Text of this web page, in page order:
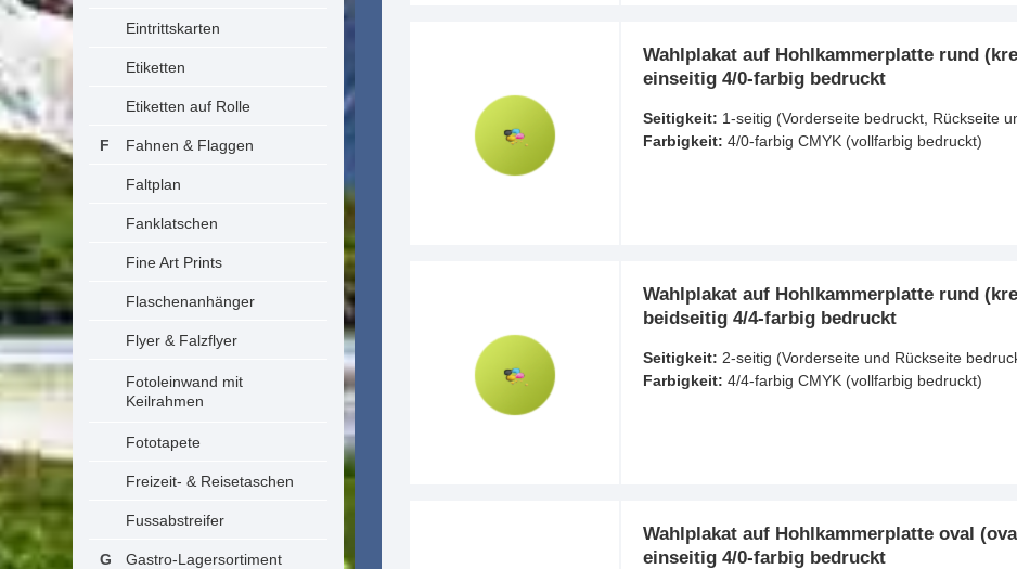
Eintrittskarten
Etiketten
Etiketten auf Rolle
Fahnen & Flaggen
Faltplan
Fanklatschen
Fine Art Prints
Flaschenanhänger
Flyer & Falzflyer
Fotoleinwand mit
Keilrahmen
Fototapete
Freizeit- & Reisetaschen
Fussabstreifer
Gastro-Lagersortiment
Wahlplakat auf Hohlkammerplatte rund
einseitig 4/0-farbig bedruckt
Seitigkeit: 1-seitig (Vorderseite bedruckt, Rückseite
Farbigkeit: 4/0-farbig CMYK (vollfarbig bedruckt)
Wahlplakat auf Hohlkammerplatte rund
beidseitig 4/4-farbig bedruckt
Seitigkeit: 2-seitig (Vorderseite und Rückseite
Farbigkeit: 4/4-farbig CMYK (vollfarbig bedruckt)
Wahlplakat auf Hohlkammerplatte oval
einseitig 4/0-farbig bedruckt